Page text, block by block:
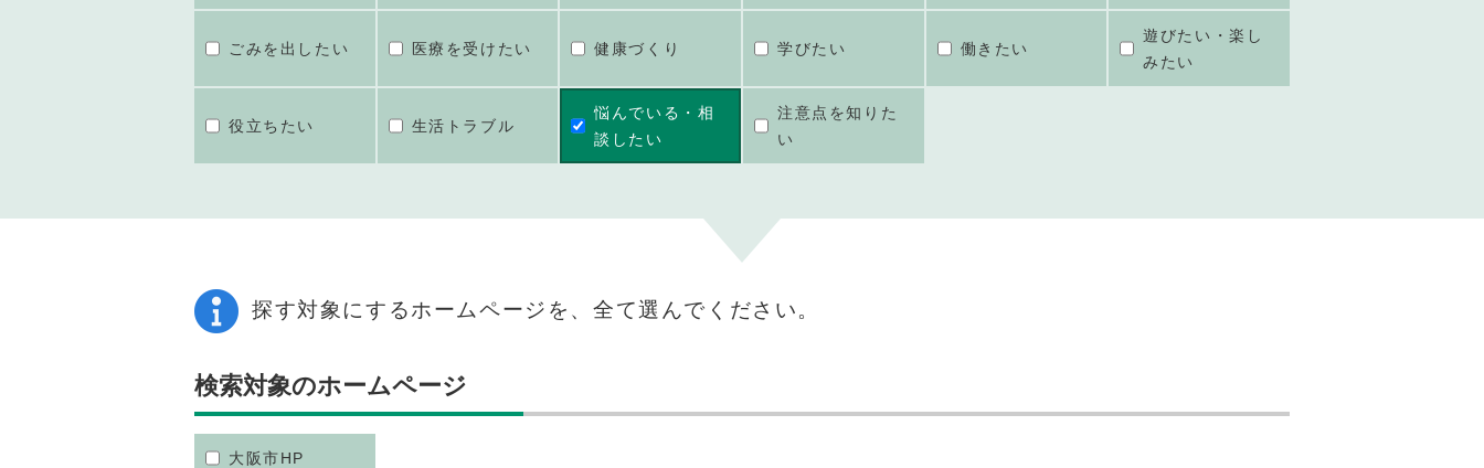
ごみを出したい 医療を受けたい 健康づくり 学びたい 働きたい
遊びたい・楽し
みたい
役立ちたい 生活トラブル
悩んでいる・相
談したい
注意点を知りた
い
探す対象にするホームページを、全て選んでください。
検索対象のホームページ
大阪市HP